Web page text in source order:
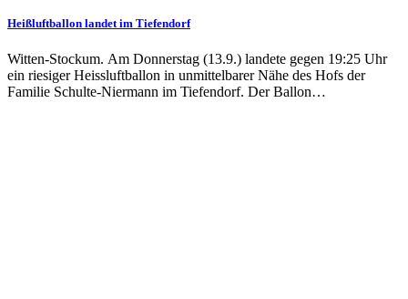
Heißluftballon landet im Tiefendorf
Witten-Stockum. Am Donnerstag (13.9.) landete gegen 19:25 Uhr
ein riesiger Heissluftballon in unmittelbarer Nähe des Hofs der
Familie Schulte-Niermann im Tiefendorf. Der Ballon…